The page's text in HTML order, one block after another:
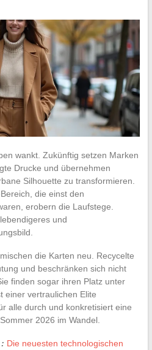
wankt. Zukünftig setzen Marken
Drucke und übernehmen
Silhouette zu transformieren.
die einst den
erobern die Laufstege.
und
die Karten neu. Recycelte
und beschränken sich nicht
finden sogar ihren Platz unter
einer vertraulichen Elite
alle durch und konkretisiert eine
2026 im Wandel.
Die neuesten technologischen